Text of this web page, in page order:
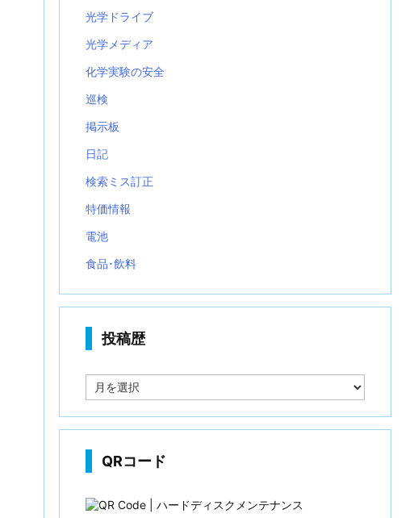
光学ドライブ
光学メディア
化学実験の安全
巡検
掲示板
日記
検索ミス訂正
特価情報
電池
食品･飲料
投稿歴
稿
QRコード